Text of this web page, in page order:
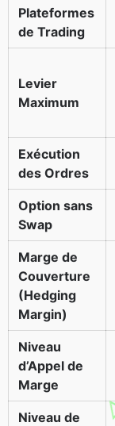
Plateformes
de Trading
Levier
Maximum
Exécution
des Ordres
Option sans
Swap
Marge de
Couverture
(Hedging
Margin)
Niveau
d’Appel de
Marge
Niveau de